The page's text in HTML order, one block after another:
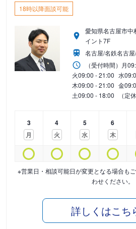
18時以降面談可能
愛知県名古屋市
イント7F
名古屋/名鉄名古
（受付時間） 月
火09:00 - 21:00 水
木09:00 - 21:00 金
土09:00 - 18:00 （定
3
月
4
火
5
水
6
木
※営業日・相談可能日が変更となる場合も
わせください。
詳しくはこち